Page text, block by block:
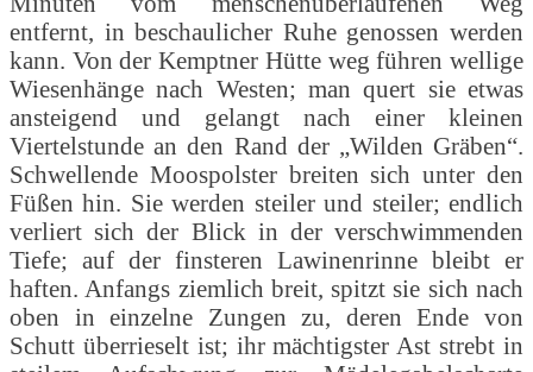
entfernt, in beschaulicher Ruhe genossen werden
kann. Von der Kemptner Hütte weg führen wellige
Wiesenhänge nach Westen; man quert sie etwas
ansteigend und gelangt nach einer kleinen
Viertelstunde an den Rand der „Wilden Gräben“.
Schwellende Moospolster breiten sich unter den
Füßen hin. Sie werden steiler und steiler; endlich
verliert sich der Blick in der verschwimmenden
Tiefe; auf der finsteren Lawinenrinne bleibt er
haften. Anfangs ziemlich breit, spitzt sie sich nach
oben in einzelne Zungen zu, deren Ende von
Schutt überrieselt ist; ihr mächtigster Ast strebt in